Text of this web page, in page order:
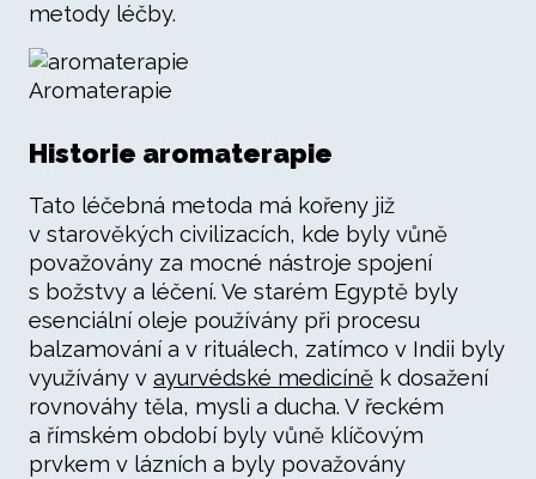
metody léčby.
Aromaterapie
Historie aromaterapie
Tato léčebná metoda má kořeny již
v starověkých civilizacích, kde byly vůně
považovány za mocné nástroje spojení
s božstvy a léčení. Ve starém Egyptě byly
esenciální oleje používány při procesu
balzamování a v rituálech, zatímco v Indii byly
využívány v ayurvédské medicíně k dosažení
rovnováhy těla, mysli a ducha. V řeckém
a římském období byly vůně klíčovým
prvkem v lázních a byly považovány